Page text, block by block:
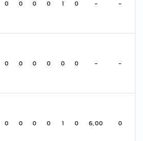
0 0 0 0 1 0 - -
0 0 0 0 0 0 - -
0 0 0 0 1 0 6,00 0